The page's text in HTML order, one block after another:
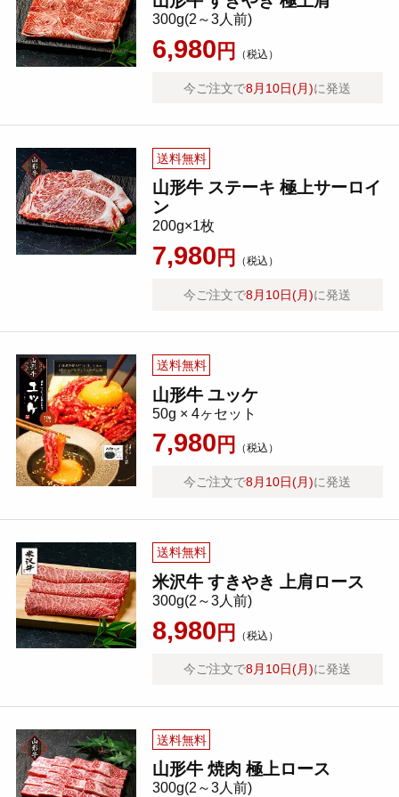
300g(2～3人前)
6,980 円 （税込）
今ご注文で8月10日(月)に発送
送料無料
山形牛 ステーキ 極上サーロイ
ン
200g×1枚
7,980 円 （税込）
今ご注文で8月10日(月)に発送
送料無料
山形牛 ユッケ
50g × 4ヶセット
7,980 円 （税込）
今ご注文で8月10日(月)に発送
送料無料
米沢牛 すきやき 上肩ロース
300g(2～3人前)
8,980 円 （税込）
今ご注文で8月10日(月)に発送
送料無料
山形牛 焼肉 極上ロース
300g(2～3人前)